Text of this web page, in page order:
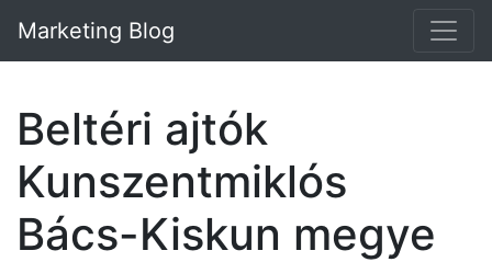
Marketing Blog
Beltéri ajtók
Kunszentmiklós
Bács-Kiskun megye